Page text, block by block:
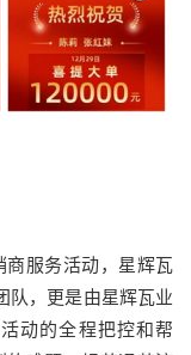
商服务活动，星辉瓦
队，更是由星辉瓦业
动的全程把控和帮